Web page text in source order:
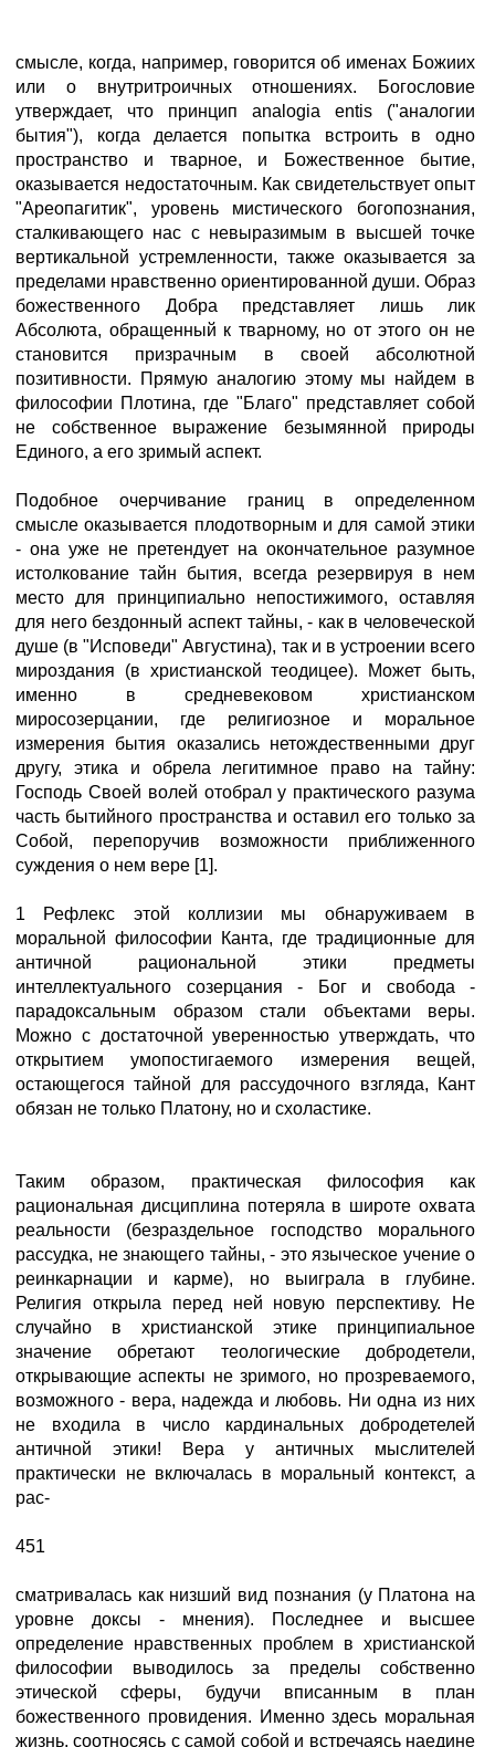
смысле, когда, например, говорится об именах Божиих
или о внутритроичных отношениях. Богословие
утверждает, что принцип analogia entis ("аналогии
бытия"), когда делается попытка встроить в одно
пространство и тварное, и Божественное бытие,
оказывается недостаточным. Как свидетельствует опыт
"Ареопагитик", уровень мистического богопознания,
сталкивающего нас с невыразимым в высшей точке
вертикальной устремленности, также оказывается за
пределами нравственно ориентированной души. Образ
божественного Добра представляет лишь лик
Абсолюта, обращенный к тварному, но от этого он не
становится призрачным в своей абсолютной
позитивности. Прямую аналогию этому мы найдем в
философии Плотина, где "Благо" представляет собой
не собственное выражение безымянной природы
Единого, а его зримый аспект.
Подобное очерчивание границ в определенном
смысле оказывается плодотворным и для самой этики
- она уже не претендует на окончательное разумное
истолкование тайн бытия, всегда резервируя в нем
место для принципиально непостижимого, оставляя
для него бездонный аспект тайны, - как в человеческой
душе (в "Исповеди" Августина), так и в устроении всего
мироздания (в христианской теодицее). Может быть,
именно в средневековом христианском
миросозерцании, где религиозное и моральное
измерения бытия оказались нетождественными друг
другу, этика и обрела легитимное право на тайну:
Господь Своей волей отобрал у практического разума
часть бытийного пространства и оставил его только за
Собой, перепоручив возможности приближенного
суждения о нем вере [1].
1 Рефлекс этой коллизии мы обнаруживаем в
моральной философии Канта, где традиционные для
античной рациональной этики предметы
интеллектуального созерцания - Бог и свобода -
парадоксальным образом стали объектами веры.
Можно с достаточной уверенностью утверждать, что
открытием умопостигаемого измерения вещей,
остающегося тайной для рассудочного взгляда, Кант
обязан не только Платону, но и схоластике.
Таким образом, практическая философия как
рациональная дисциплина потеряла в широте охвата
реальности (безраздельное господство морального
рассудка, не знающего тайны, - это языческое учение о
реинкарнации и карме), но выиграла в глубине.
Религия открыла перед ней новую перспективу. Не
случайно в христианской этике принципиальное
значение обретают теологические добродетели,
открывающие аспекты не зримого, но прозреваемого,
возможного - вера, надежда и любовь. Ни одна из них
не входила в число кардинальных добродетелей
античной этики! Вера у античных мыслителей
практически не включалась в моральный контекст, а
рас-
451
сматривалась как низший вид познания (у Платона на
уровне доксы - мнения). Последнее и высшее
определение нравственных проблем в христианской
философии выводилось за пределы собственно
этической сферы, будучи вписанным в план
божественного провидения. Именно здесь моральная
жизнь, соотносясь с самой собой и встречаясь наедине